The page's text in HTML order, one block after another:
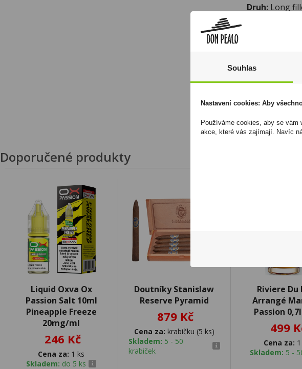
Druh: Long
Doutníky Te
1880 patří
vyhlášený
což je nejvíce
I přesto, že
odpovědnost
zákona. Tyto
kopírovány bez
Doporučené produkty
Liquid Oxva Ox
Passion Salt 10ml
Pineapple Freeze
20mg/ml
246 Kč
Cena za: 1 ks
Skladem: do 5 ks
Doutníky Stanislaw
Reserve Pyramid
879 Kč
Cena za: krabičku (5 ks)
Skladem: 5 - 50
krabiček
Riviere Du
Arrangé
Passion
499
Cena za:
Skladem: 5 -
Souhlas
Nastavení cookies: Aby
Používáme cookies, aby se vám
akce, které vás zajímají. Navíc